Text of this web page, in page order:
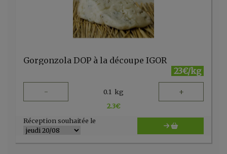
Gorgonzola DOP à la découpe IGOR
23€/kg
- 0.1 kg +
2.3€
Réception souhaitée le